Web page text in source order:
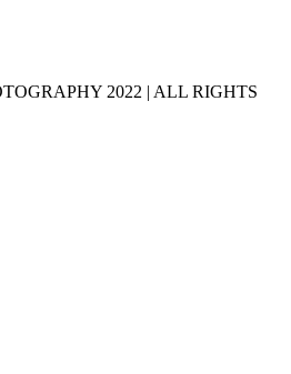
2022 | ALL RIGHTS